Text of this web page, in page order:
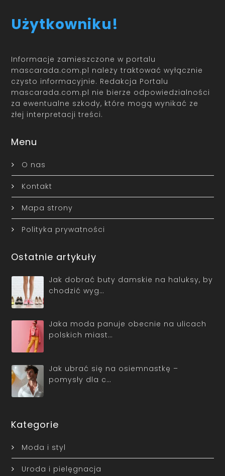
Użytkowniku!
Informacje zamieszczone w portalu
mascarada.com.pl należy traktować wyłącznie
czysto informacyjnie. Redakcja Portalu
mascarada.com.pl nie bierze odpowiedzialności
za ewentualne szkody, które mogą wynikać ze
złej interpretacji treści.
Menu
O nas
Kontakt
Mapa strony
Polityka prywatności
Ostatnie artykuły
Jak dobrać buty damskie na haluksy, by
chodzić wyg…
Jaka moda panuje obecnie na ulicach
polskich miast…
Jak ubrać się na osiemnastkę –
pomysły dla c…
Kategorie
Moda i styl
Uroda i pielęgnacja